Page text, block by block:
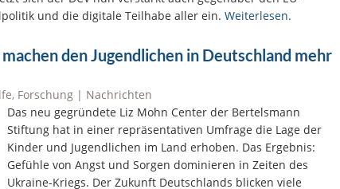
und die digitale Teilhabe aller ein. Weiterlesen.
den Jugendlichen in Deutschland mehr
, Forschung | Nachrichten
Das neu gegründete Liz Mohn Center der Bertelsmann
Stiftung hat in einer repräsentativen Umfrage die Lage der
Kinder und Jugendlichen im Land erhoben. Das Ergebnis:
Gefühle von Angst und Sorgen dominieren in Zeiten des
Ukraine-Kriegs. Der Zukunft Deutschlands blicken viele